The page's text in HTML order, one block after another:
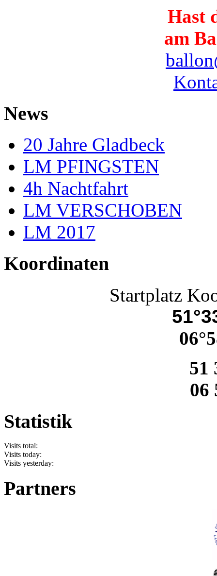
Hast
am
News
20 Jahre Gladbeck
LM PFINGSTEN
4h Nachtfahrt
LM VERSCHOBEN
LM 2017
Koordinaten
Startplatz
51
06
Statistik
Visits total:
Visits today:
Visits yesterday:
Partners